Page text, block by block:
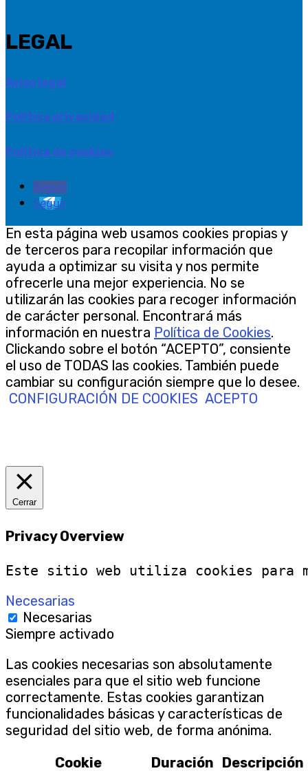
LEGAL
Aviso legal
Política privacidad
Política de cookies
Seguir
Seguir
En esta página web usamos cookies propias y
de terceros para recopilar información que
ayuda a optimizar su visita y nos permite
ofrecerle una mejor experiencia. No se
utilizarán las cookies para recoger información
de carácter personal. Encontrará más
información en nuestra Política de Cookies.
Clickando sobre el botón “ACEPTO”, consiente
el uso de TODAS las cookies. También puede
cambiar su configuración siempre que lo desee.
CONFIGURACIÓN DE COOKIES ACEPTO
Cerrar
Privacy Overview
Este sitio web utiliza cookies para
Necesarias
Necesarias
Siempre activado
Las cookies necesarias son absolutamente
esenciales para que el sitio web funcione
correctamente. Estas cookies garantizan
funcionalidades básicas y características de
seguridad del sitio web, de forma anónima.
Cookie
Duración Descripción